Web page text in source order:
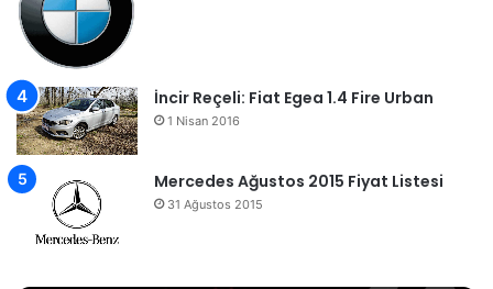
İncir Reçeli: Fiat Egea 1.4 Fire Urban
1 Nisan 2016
Mercedes Ağustos 2015 Fiyat Listesi
31 Ağustos 2015